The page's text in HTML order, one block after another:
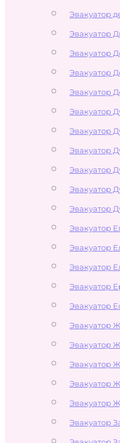
Эвакуатор
Эвакуатор
Эвакуатор
Эвакуатор
Эвакуатор
Эвакуатор
Эвакуатор
Эвакуатор
Эвакуатор
Эвакуатор
Эвакуатор
Эвакуатор
Эвакуатор
Эвакуатор
Эвакуатор
Эвакуатор
Эвакуатор
Эвакуатор
Эвакуатор
Эвакуатор
Эвакуатор
Эвакуатор